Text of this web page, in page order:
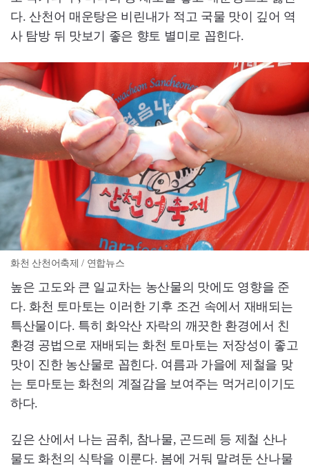
다. 산천어 매운탕은 비린내가 적고 국물 맛이 깊어 역
사 탐방 뒤 맛보기 좋은 향토 별미로 꼽힌다.
화천 산천어축제 / 연합뉴스
높은 고도와 큰 일교차는 농산물의 맛에도 영향을 준
다. 화천 토마토는 이러한 기후 조건 속에서 재배되는
특산물이다. 특히 화악산 자락의 깨끗한 환경에서 친
환경 공법으로 재배되는 화천 토마토는 저장성이 좋고
맛이 진한 농산물로 꼽힌다. 여름과 가을에 제철을 맞
는 토마토는 화천의 계절감을 보여주는 먹거리이기도
하다.
깊은 산에서 나는 곰취, 참나물, 곤드레 등 제철 산나
물도 화천의 식탁을 이룬다. 봄에 거둬 말려둔 산나물